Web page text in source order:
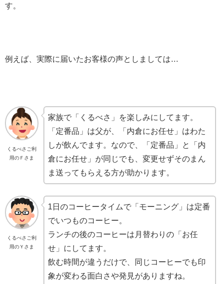
す。
例えば、実際に届いたお客様の声としましては…
くるべさご利
用のＦさま
家族で「くるべさ」を楽しみにしてます。
「定番品」は父が、「内倉にお任せ」はわた
しが飲んでます。なので、「定番品」と「内
倉にお任せ」が同じでも、変更せずそのまん
ま送ってもらえる方が助かります。
くるべさご利
用のＹさま
1日のコーヒータイムで「モーニング」は定番
でいつものコーヒー。
ランチの後のコーヒーは月替わりの「お任
せ」にしてます。
飲む時間が違うだけで、同じコーヒーでも印
象が変わる面白さや発見がありますね。